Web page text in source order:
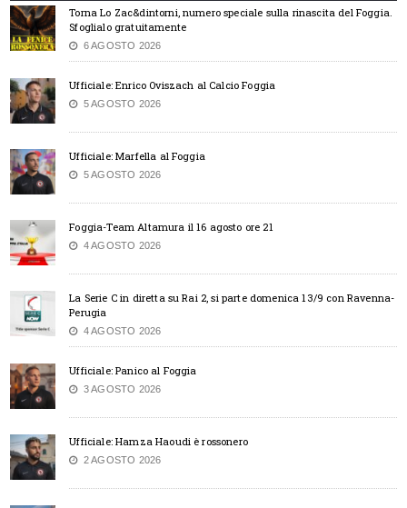
Torna Lo Zac&dintorni, numero speciale sulla rinascita del Foggia.
Sfoglialo gratuitamente
6 AGOSTO 2026
Ufficiale: Enrico Oviszach al Calcio Foggia
5 AGOSTO 2026
Ufficiale: Marfella al Foggia
5 AGOSTO 2026
Foggia-Team Altamura il 16 agosto ore 21
4 AGOSTO 2026
La Serie C in diretta su Rai 2, si parte domenica 13/9 con Ravenna-
Perugia
4 AGOSTO 2026
Ufficiale: Panico al Foggia
3 AGOSTO 2026
Ufficiale: Hamza Haoudi è rossonero
2 AGOSTO 2026